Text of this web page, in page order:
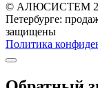
© АЛЮСИСТЕМ
Петербурге:
защищены
Политика